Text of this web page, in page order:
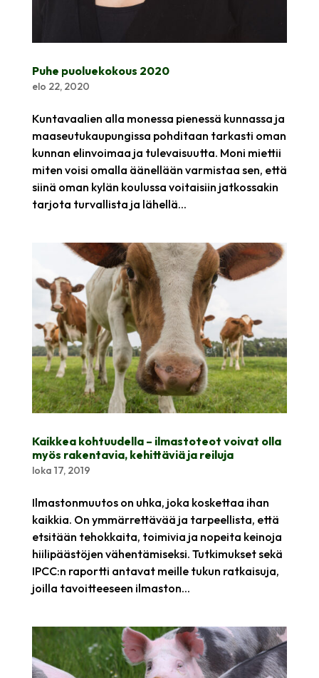
Puhe puoluekokous 2020
elo 22, 2020
Kuntavaalien alla monessa pienessä kunnassa ja
maaseutukaupungissa pohditaan tarkasti oman
kunnan elinvoimaa ja tulevaisuutta. Moni miettii
miten voisi omalla äänellään varmistaa sen, että
siinä oman kylän koulussa voitaisiin jatkossakin
tarjota turvallista ja lähellä...
Kaikkea kohtuudella – ilmastoteot voivat olla
myös rakentavia, kehittäviä ja reiluja
loka 17, 2019
Ilmastonmuutos on uhka, joka koskettaa ihan
kaikkia. On ymmärrettävää ja tarpeellista, että
etsitään tehokkaita, toimivia ja nopeita keinoja
hiilipäästöjen vähentämiseksi. Tutkimukset sekä
IPCC:n raportti antavat meille tukun ratkaisuja,
joilla tavoitteeseen ilmaston...